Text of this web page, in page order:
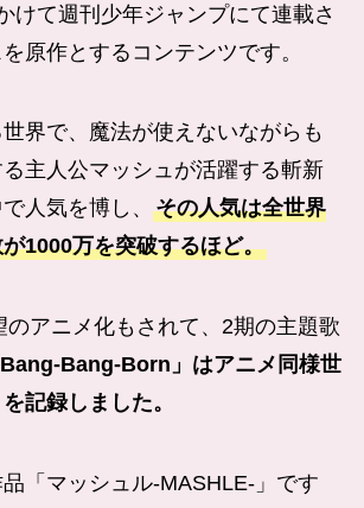
けて週刊少年ジャンプにて連載さ
原作とするコンテンツです。
界で、魔法が使えないながらも
主人公マッシュが活躍する斬新
人気を博し、
その人気は全世界
1000万を突破するほど。
のアニメ化もされて、2期の主題歌
Bang-Bang-Born」はアニメ同様世
記録しました。
「マッシュル-MASHLE-」です